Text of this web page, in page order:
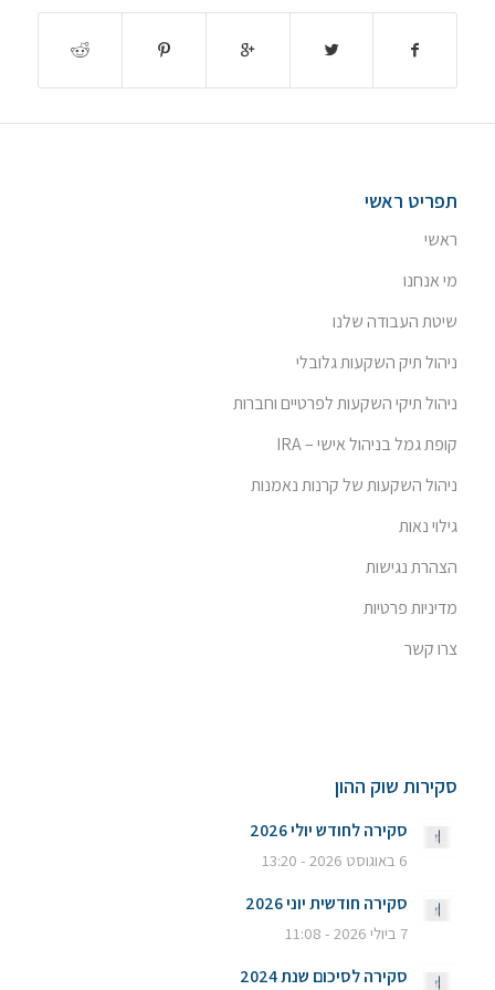
תפריט ראשי
ראשי
מי אנחנו
שיטת העבודה שלנו
ניהול תיק השקעות גלובלי
ניהול תיקי השקעות לפרטיים וחברות
קופת גמל בניהול אישי – IRA
ניהול השקעות של קרנות נאמנות
גילוי נאות
הצהרת נגישות
מדיניות פרטיות
צרו קשר
סקירות שוק ההון
סקירה לחודש יולי 2026
6 באוגוסט 2026 - 13:20
סקירה חודשית יוני 2026
7 ביולי 2026 - 11:08
סקירה לסיכום שנת 2024